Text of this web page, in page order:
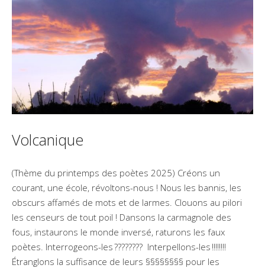
Volcanique
(Thème du printemps des poètes 2025) Créons un
courant, une école, révoltons-nous ! Nous les bannis, les
obscurs affamés de mots et de larmes. Clouons au pilori
les censeurs de tout poil ! Dansons la carmagnole des
fous, instaurons le monde inversé, raturons les faux
poètes. Interrogeons-les ???????? Interpellons-les !!!!!!!!
Étranglons la suffisance de leurs §§§§§§§§ pour les